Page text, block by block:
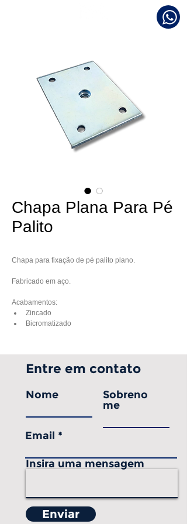
Chapa Plana Para Pé
Palito
Chapa para fixação de pé palito plano.
Fabricado em aço.
Acabamentos:
Zincado
Bicromatizado
Entre em contato
Nome
Sobreno
me
Email
Insira uma mensagem
Enviar